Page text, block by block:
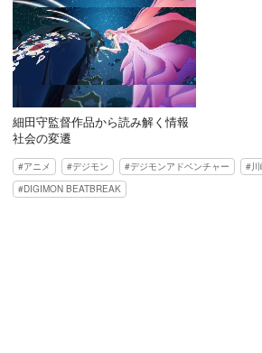
細田守監督作品から読み解く情報
社会の変遷
アニメ デジモン デジモンアドベンチャー
DIGIMON BEATBREAK